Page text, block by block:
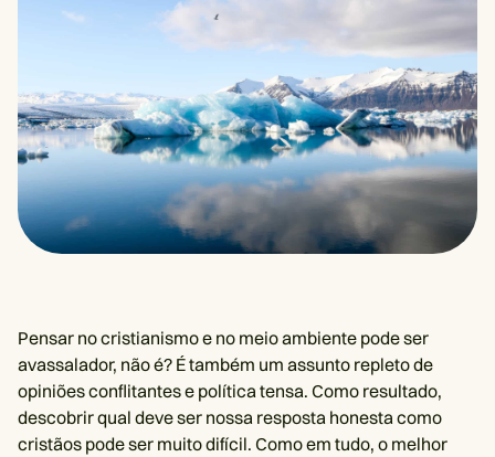
Pensar no cristianismo e no meio ambiente pode ser
avassalador, não é? É também um assunto repleto de
opiniões conflitantes e política tensa. Como resultado,
descobrir qual deve ser nossa resposta honesta como
cristãos pode ser muito difícil. Como em tudo, o melhor